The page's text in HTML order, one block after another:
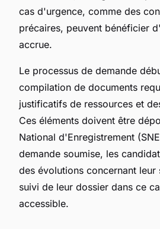
cas d'urgence, comme des
précaires, peuvent bénéficier
accrue.
Le processus de demande
compilation de documents
justificatifs de ressources et
Ces éléments doivent être
National d'Enregistrement
demande soumise, les
des évolutions concernant
suivi de leur dossier dans ce
accessible.